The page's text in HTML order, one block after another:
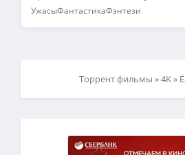
УжасыФантастикаФэнтези
Торрент фильмы »4K»